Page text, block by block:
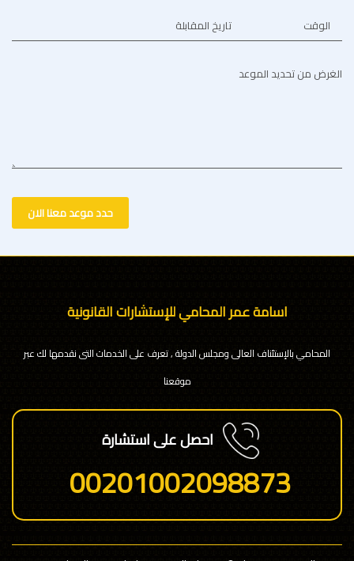
تاريخ المقابلة الوقت
الغرض من تحديد الموعد
حدد موعد معنا الان
اسامة عمر المحامي للإستشارات القانونية
المحامي بالإستئناف العالى ومجلس الدولة , تعرف على الخدمات التى نقدمها لك عبر
موقعنا
احصل على استشارة
00201002098873